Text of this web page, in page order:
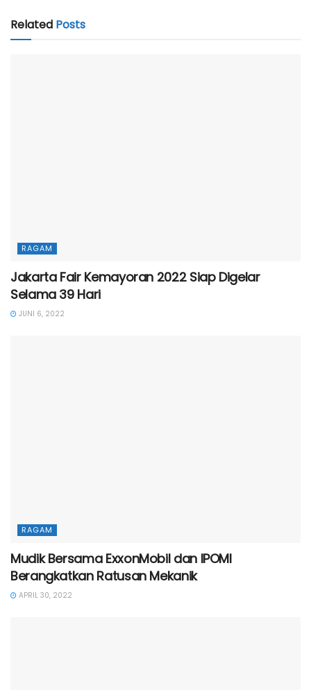
Related Posts
RAGAM
Jakarta Fair Kemayoran 2022 Siap Digelar
Selama 39 Hari
JUNI 6, 2022
RAGAM
Mudik Bersama ExxonMobil dan IPOMI
Berangkatkan Ratusan Mekanik
APRIL 30, 2022